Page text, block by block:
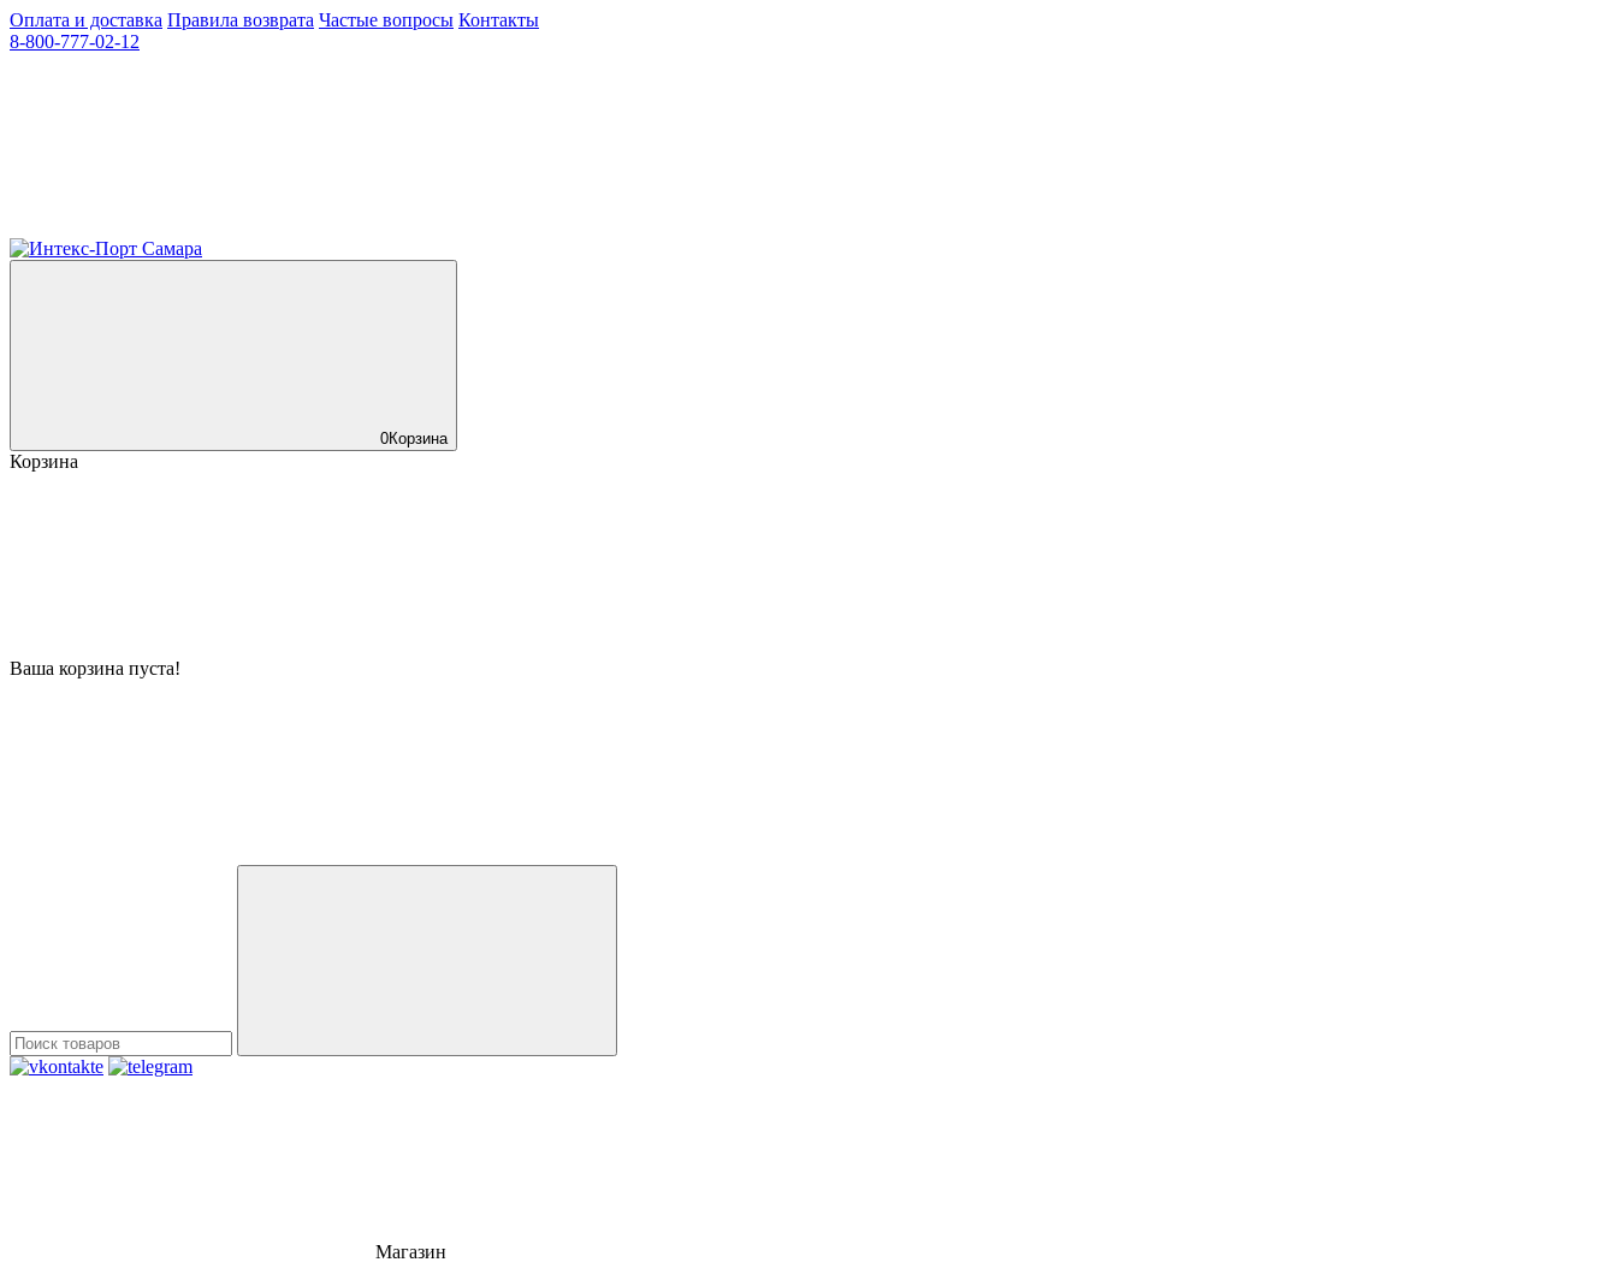
Оплата и доставка Правила возврата Частые вопросы Контакты
8-800-777-02-12
0Корзина
Корзина
Ваша корзина пуста!
Магазин